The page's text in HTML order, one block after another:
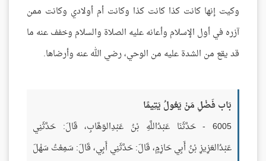
وكيت إنها كانت كذا كانت كذا وكانت أم أولادي وكانت ممن
آزره في أول الإسلام وأعانه عليه الصلاة والسلام وخفف عنه ما
قد يقع من الشدة عليه من الوحي، رضي الله عنه وأرضاها.
بَاب فَضْلِ مَنْ يَعُولُ يَتِيمًا
6005 - حَدَّثَنَا عَبْدُاللَّهِ بْنُ عَبْدِالوَهَّابِ، قَالَ: حَدَّثَنِي
عَبْدُالعَزِيزِ بْنُ أَبِي حَازِمٍ، قَالَ: حَدَّثَنِي أَبِي، قَالَ: سَمِعْتُ سَهْلَ